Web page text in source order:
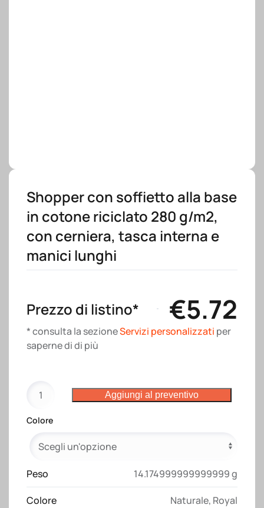
Shopper con soffietto alla base
in cotone riciclato 280 g/m2,
con cerniera, tasca interna e
manici lunghi
Prezzo di listino* €5.72
* consulta la sezioneServizi personalizzati per
saperne di di più
con
soffietto
cotone
280
g/m2
quantità
Aggiungi al preventivo
Colore
Peso 14.174999999999999 g
Colore Naturale, Royal